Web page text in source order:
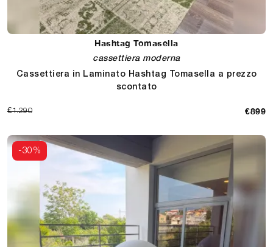
Hashtag Tomasella
cassettiera moderna
Cassettiera in Laminato Hashtag Tomasella a prezzo
scontato
€1.290 €899
-30%